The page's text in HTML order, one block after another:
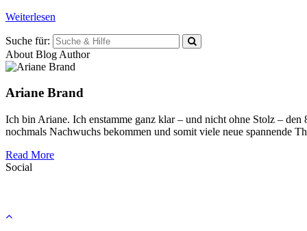
Weiterlesen
Suche für:
About Blog Author
Ariane Brand
Ich bin Ariane. Ich enstamme ganz klar – und nicht ohne Stolz –
nochmals Nachwuchs bekommen und somit viele neue spannende
Read More
Social